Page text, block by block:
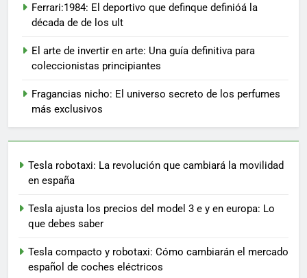
Ferrari:1984: El deportivo que definque definióá la
década de de los ult
El arte de invertir en arte: Una guía definitiva para
coleccionistas principiantes
Fragancias nicho: El universo secreto de los perfumes
más exclusivos
Tesla robotaxi: La revolución que cambiará la movilidad
en españa
Tesla ajusta los precios del model 3 e y en europa: Lo
que debes saber
Tesla compacto y robotaxi: Cómo cambiarán el mercado
español de coches eléctricos